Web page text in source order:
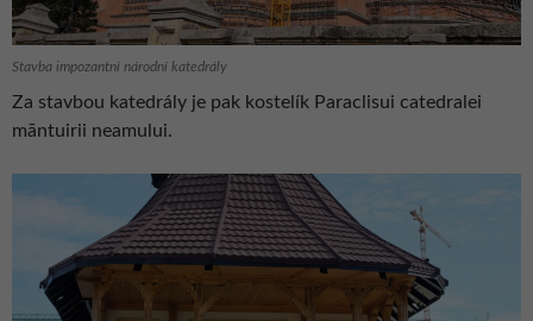
Stavba impozantní národní katedrály
Za stavbou katedrály je pak kostelík Paraclisui catedralei
māntuirii neamului.